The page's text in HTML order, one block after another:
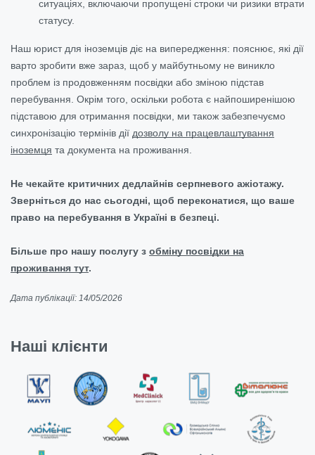
ситуаціях, включаючи пропущені строки чи ризики втрати
статусу.
Наш юрист для іноземців діє на випередження: пояснює, які дії
варто зробити вже зараз, щоб у майбутньому не виникло
проблем із продовженням посвідки або зміною підстав
перебування. Окрім того, оскільки робота є найпоширенішою
підставою для отримання посвідки, ми також забезпечуємо
синхронізацію термінів дії дозволу на працевлаштування
іноземця та документа на проживання.
Не чекайте критичних дедлайнів серпневого ажіотажу.
Зверніться до нас сьогодні, щоб переконатися, що ваше
право на перебування в Україні в безпеці.
Більше про нашу послугу з обміну посвідки на
проживання тут.
Дата публікації: 14/05/2026
Наші клієнти